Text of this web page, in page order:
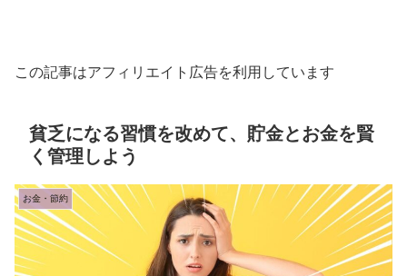
この記事はアフィリエイト広告を利用しています
貧乏になる習慣を改めて、貯金とお金を賢
く管理しよう
お金・節約